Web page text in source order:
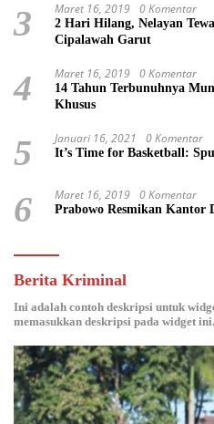
3 Maret 16, 2019 0 Komentar
2 Hari Hilang, Nelayan
Cipalawah Garut
4 Maret 16, 2019 0 Komentar
14 Tahun Terbunuhnya
Khusus
5 Januari 16, 2021 0 Komentar
It’s Time for Basketball:
6 Maret 16, 2019 0 Komentar
Prabowo Resmikan Kantor
Berita Kriminal
Ini adalah contoh deskripsi untuk
memasukkan deskripsi pada widget ini.